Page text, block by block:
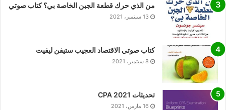
من الذي حرك قطعة الجبن الخاصة بي؟ كتاب صوتي
13 سبتمبر، 2021
كتاب صوتي الاقتصاد العجيب ستيفن ليفيت
8 سبتمبر، 2021
تحديثات CPA 2021
16 مارس، 2021